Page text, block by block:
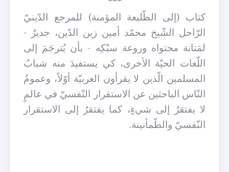
كتاب (إلى الطّليعة المؤمنة) للمرجع الدّينيّ
الرّاحل الشّيخ محمّد أمين زين الدّين، جديرٌ -
لمَتانة محتواه وروعة سبْكِه - بأن يُترجَمَ إلى
اللّغات الحيّة الأخرى، كي يستفيدَ منه شبابُ
المسلمين الّذين لا يقرأون العربيّة أوّلاً، وعمومُ
النّاس الباحثين عن الاستقرار النّفسيّ في عالمٍ
لا يفتقرُ إلى شيءٍ، كما يفتقرُ إلى الاستقرار
النّفسيّ والطّمأنينة.